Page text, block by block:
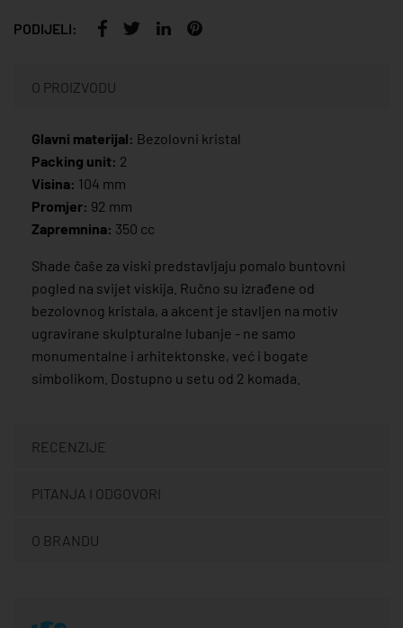
PODIJELI:
O PROIZVODU
Glavni materijal: Bezolovni kristal
Packing unit: 2
Visina: 104 mm
Promjer: 92 mm
Zapremnina: 350 cc
Shade čaše za viski predstavljaju pomalo buntovni
pogled na svijet viskija. Ručno su izrađene od
bezolovnog kristala, a akcent je stavljen na motiv
ugravirane skulpturalne lubanje - ne samo
monumentalne i arhitektonske, već i bogate
simbolikom. Dostupno u setu od 2 komada.
RECENZIJE
PITANJA I ODGOVORI
O BRANDU